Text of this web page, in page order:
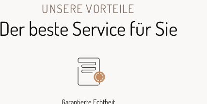
UNSERE VORTEILE
Der beste Service für Sie
Garantierte Echtheit